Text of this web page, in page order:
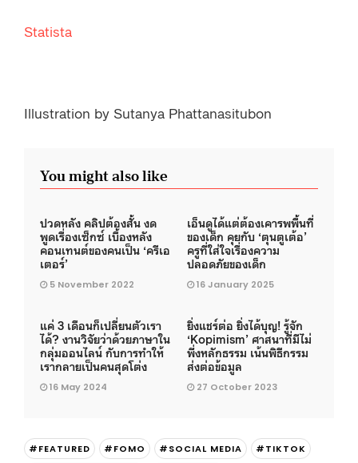
Statista
Illustration by Sutanya Phattanasitubon
You might also like
ปวดหลัง คลิปต้องสั้น งด
พูดเรื่องเซ็กซ์ เบื้องหลัง
คอนเทนต์ของคนเป็น ‘ครีเอ
เตอร์’
5 November 2022
เอ็นดูได้แต่ต้องเคารพพื้นที่
ของเด็ก คุยกับ ‘ตุนตูเต้อ’
ครูที่ใส่ใจเรื่องความ
ปลอดภัยของเด็ก
16 January 2025
แค่ 3 เดือนก็เปลี่ยนตัวเรา
ได้? งานวิจัยว่าด้วยภาษาใน
กลุ่มออนไลน์ กับการทำให้
เรากลายเป็นคนสุดโต่ง
16 May 2024
ยิ่งแชร์ต่อ ยิ่งได้บุญ! รู้จัก
‘Kopimism’ ศาสนาที่มีไม่
พึ่งหลักธรรม เน้นพิธีกรรม
ส่งต่อข้อมูล
27 October 2023
#FEATURED #FOMO #SOCIAL MEDIA
#TIKTOK